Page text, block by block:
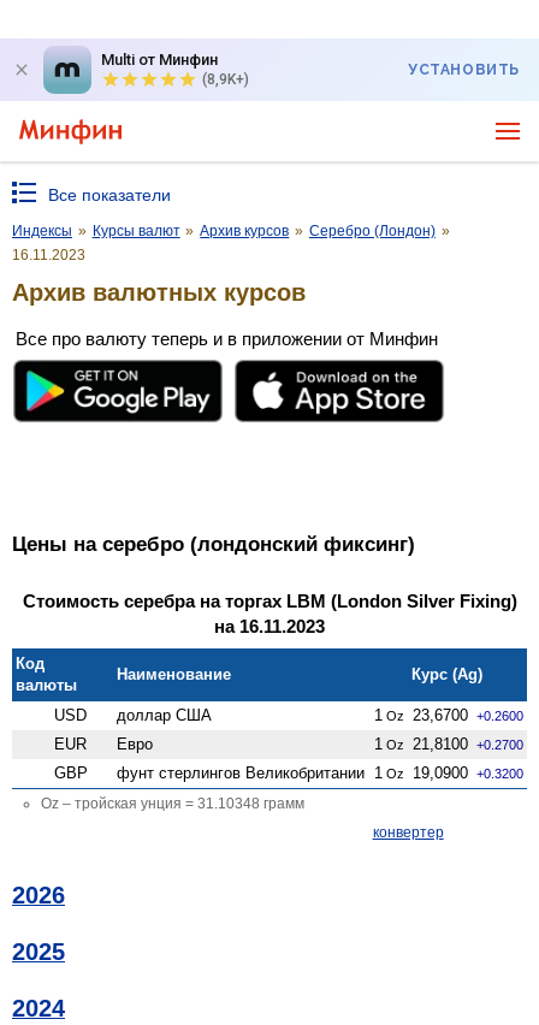
Multi от Минфин
(8,9K+)
УСТАНОВИТЬ
Все показатели
Индексы » Курсы валют » Архив курсов » Серебро (Лондон) »
16.11.2023
Архив валютных курсов
Все про валюту теперь и в приложении от Минфин
Цены на серебро (лондонский фиксинг)
Стоимость серебра на торгах LBM (London Silver Fixing)
на 16.11.2023
Код
валюты
Наименование Курс (Ag)
USD доллар США 1 Oz 23,6700 +0.2600
EUR Евро 1 Oz 21,8100 +0.2700
GBP фунт стерлингов Велико­британии 1 Oz 19,0900 +0.3200
Oz – тройская унция = 31.10348 грамм
конвертер
2026
2025
2024